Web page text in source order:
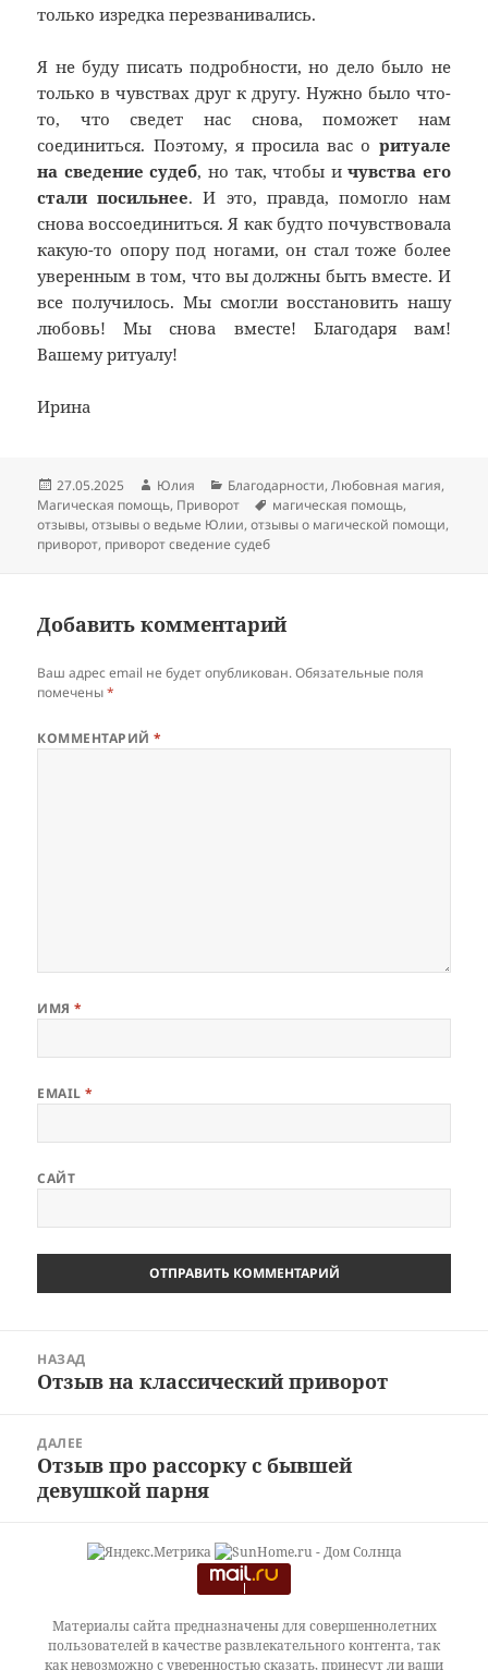
только изредка перезванивались.
Я не буду писать подробности, но дело было не
только в чувствах друг к другу. Нужно было что-
то, что сведет нас снова, поможет нам
соединиться. Поэтому, я просила вас о ритуале
на сведение судеб, но так, чтобы ичувства его
стали посильнее. И это, правда, помогло нам
снова воссоединиться. Я как будто почувствовала
какую-то опору под ногами, он стал тоже более
уверенным в том, что вы должны быть вместе. И
все получилось. Мы смогли восстановить нашу
любовь! Мы снова вместе! Благодаря вам!
Вашему ритуалу!
Ирина
Опубликовано
27.05.2025 Автор
Юлия Рубрики
Благодарности,Любовная магия,
Магическая помощь, Приворот Метки
магическая помощь,
отзывы,отзывы о ведьме Юлии,отзывы о магической помощи,
приворот, приворот сведение судеб
Добавить комментарий
Ваш адрес email не будет опубликован. Обязательные поля
помечены*
КОММЕНТАРИЙ*
ИМЯ*
EMAIL*
САЙТ
записям
НАЗАД
Предыдущая
Отзыв на классический приворот
ДАЛЕЕ
Следующая
запись:
Отзыв про рассорку с бывшей
девушкой парня
Материалы сайта предназначены для совершеннолетних
пользователей в качестве развлекательного контента, так
как невозможно с уверенностью сказать, принесут ли ваши